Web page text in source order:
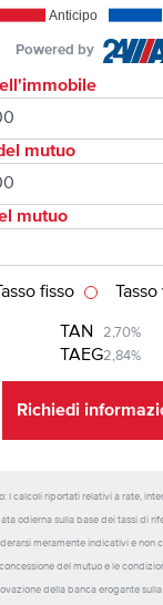
Anticipo
Powered by
mutuo
mutuo
TAN 2,70%
TAEG2,84%
fisso
Richiedi
I calcoli riportati relativi a rate,
odierna sulla base dei tassi di
meramente indicativi e non
del mutuo e le
della banca erogante